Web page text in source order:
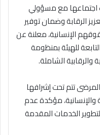
اجتماعها مع مسؤولي
الرقابة وضمان توفير
الإنسانية، معلنة عن
للهيئة بمنظومة
والرقابية الشاملة.
تتم تحت إشرافها
والإنسانية، مؤكدة عدم
الخدمات المقدمة